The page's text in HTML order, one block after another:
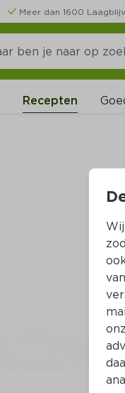
Meer dan 1600
Recepten